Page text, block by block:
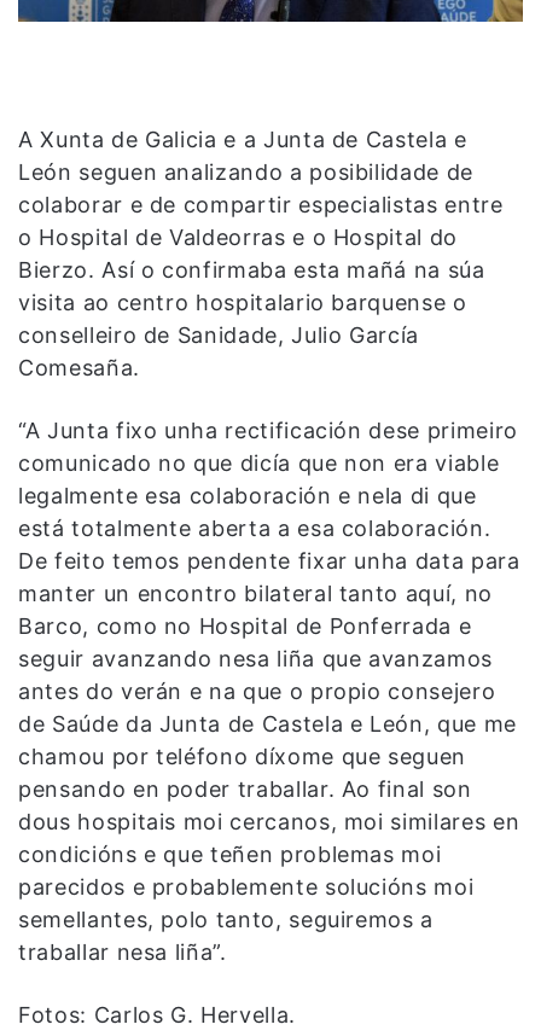
A Xunta de Galicia e a Junta de Castela e
León seguen analizando a posibilidade de
colaborar e de compartir especialistas entre
o Hospital de Valdeorras e o Hospital do
Bierzo. Así o confirmaba esta mañá na súa
visita ao centro hospitalario barquense o
conselleiro de Sanidade, Julio García
Comesaña.
“A Junta fixo unha rectificación dese primeiro
comunicado no que dicía que non era viable
legalmente esa colaboración e nela di que
está totalmente aberta a esa colaboración.
De feito temos pendente fixar unha data para
manter un encontro bilateral tanto aquí, no
Barco, como no Hospital de Ponferrada e
seguir avanzando nesa liña que avanzamos
antes do verán e na que o propio consejero
de Saúde da Junta de Castela e León, que me
chamou por teléfono díxome que seguen
pensando en poder traballar. Ao final son
dous hospitais moi cercanos, moi similares en
condicións e que teñen problemas moi
parecidos e probablemente solucións moi
semellantes, polo tanto, seguiremos a
traballar nesa liña”.
Fotos: Carlos G. Hervella.